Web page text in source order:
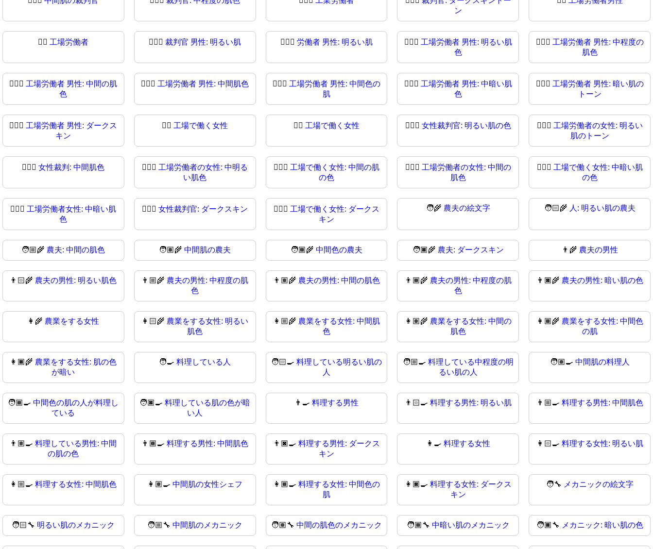
ン
👨‍⚖ 工場労働者 👨🏻‍⚖️裁判官 男性: 明るい肌 👨🏻‍⚖ 労働者 男性: 明るい肌 👨🏼‍⚖️ 工場労働者 男性: 明るい肌
色
👨🏼‍⚖ 工場労働者 男性: 中程度の
肌色
👨🏽‍⚖️ 工場労働者 男性: 中間の肌
色
👨🏽‍⚖ 工場労働者 男性: 中間肌色 👨🏾‍⚖️ 工場労働者 男性: 中間色の
肌
👨🏾‍⚖ 工場労働者 男性: 中暗い肌
色
👨🏿‍⚖️ 工場労働者 男性: 暗い肌の
トーン
👨🏿‍⚖ 工場労働者 男性: ダークス
キン
👩‍⚖️ 工場で働く女性 👩‍⚖ 工場で働く女性 👩🏻‍⚖️ 女性裁判官: 明るい肌の色 👩🏻‍⚖ 工場労働者の女性: 明るい
肌のトーン
👩🏼‍⚖️女性裁判: 中間肌色 👩🏼‍⚖ 工場労働者の女性: 中明る
い肌色
👩🏽‍⚖️ 工場で働く女性: 中間の肌
の色
👩🏽‍⚖ 工場労働者の女性: 中間の
肌色
👩🏾‍⚖️ 工場で働く女性: 中暗い肌
の色
👩🏾‍⚖ 工場労働者女性: 中暗い肌
色
👩🏿‍⚖️女性裁判官: ダークスキン 👩🏿‍⚖ 工場で働く女性: ダークス
キン
🧑‍🌾 農夫の絵文字 🧑🏻‍🌾 人: 明るい肌の農夫
🧑🏼‍🌾 農夫: 中間の肌色 🧑🏽‍🌾中間肌の農夫 🧑🏾‍🌾 中間色の農夫 🧑🏿‍🌾 農夫: ダークスキン 👨‍🌾 農夫の男性
👨🏻‍🌾 農夫の男性: 明るい肌色 👨🏼‍🌾 農夫の男性: 中程度の肌
色
👨🏽‍🌾 農夫の男性: 中間の肌色 👨🏾‍🌾 農夫の男性: 中程度の肌
色
👨🏿‍🌾 農夫の男性: 暗い肌の色
👩‍🌾 農業をする女性 👩🏻‍🌾 農業をする女性: 明るい
肌色
👩🏼‍🌾 農業をする女性: 中間肌
色
👩🏽‍🌾 農業をする女性: 中間の
肌色
👩🏾‍🌾 農業をする女性: 中間色
の肌
👩🏿‍🌾 農業をする女性: 肌の色
が暗い
🧑‍🍳料理している人 🧑🏻‍🍳 料理している明るい肌の
人
🧑🏼‍🍳 料理している中程度の明
るい肌の人
🧑🏽‍🍳 中間肌の料理人
🧑🏾‍🍳中間色の肌の人が料理し
ている
🧑🏿‍🍳料理している肌の色が暗
い人
👨‍🍳 料理する男性 👨🏻‍🍳 料理する男性: 明るい肌 👨🏼‍🍳 料理する男性: 中間肌色
👨🏽‍🍳料理している男性: 中間
の肌の色
👨🏾‍🍳料理する男性: 中間肌色 👨🏿‍🍳 料理する男性: ダークス
キン
👩‍🍳 料理する女性 👩🏻‍🍳 料理する女性: 明るい肌
👩🏼‍🍳料理する女性: 中間肌色 👩🏽‍🍳中間肌の女性シェフ 👩🏾‍🍳 料理する女性: 中間色の
肌
👩🏿‍🍳 料理する女性: ダークス
キン
🧑‍🔧 メカニックの絵文字
🧑🏻‍🔧 明るい肌のメカニック 🧑🏼‍🔧中間肌のメカニック 🧑🏽‍🔧 中間の肌色のメカニック 🧑🏾‍🔧 中暗い肌のメカニック 🧑🏿‍🔧 メカニック: 暗い肌の色